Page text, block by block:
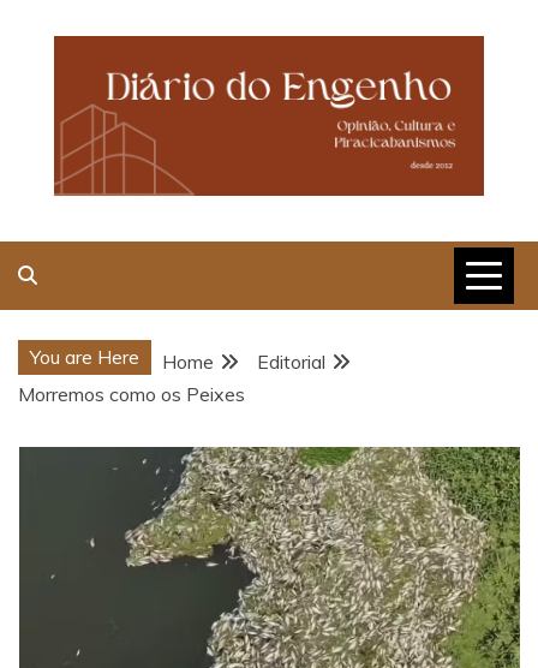
Opinião, Cultura e
You are Here Home
Editorial
Morremos como os Peixes